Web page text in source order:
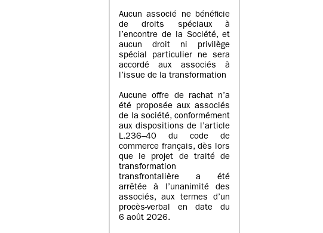
Aucun associé ne bénéficie
de droits spéciaux à
l’encontre de la Société, et
aucun droit ni privilège
spécial particulier ne sera
accordé aux associés à
l’issue de la transformation
Aucune offre de rachat n’a
été proposée aux associés
de la société, conformément
aux dispositions de l’article
L.236–40 du code de
commerce français, dès lors
que le projet de traité de
transformation
transfrontalière a été
arrêtée à l’unanimité des
associés, aux termes d’un
procès-verbal en date du
6 août 2026.